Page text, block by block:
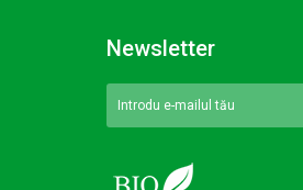
Newsletter